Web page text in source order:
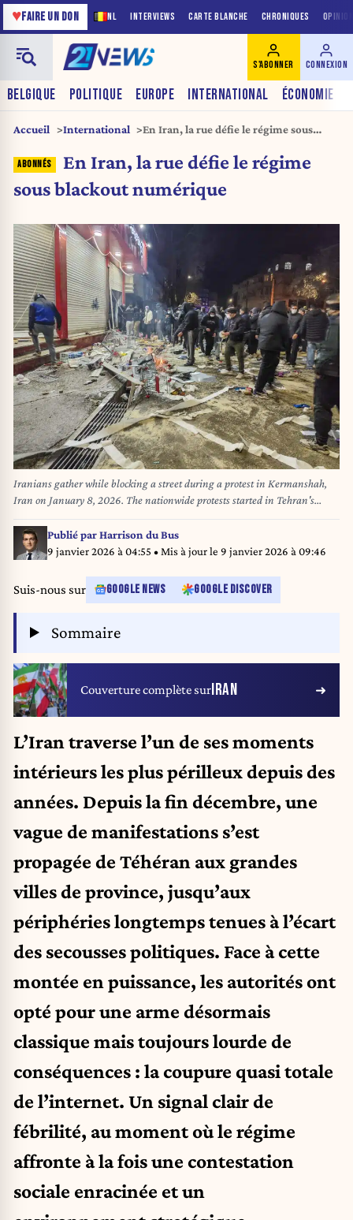
NL INTERVIEWS CARTE BLANCHE CHRONIQUES
♥FAIRE UN DON
BELGIQUE POLITIQUE EUROPE INTERNATIONAL ÉCONOMIE
S'ABONNER CONNEXION
Accueil International
En Iran, la rue défie le régime sous
En Iran, la rue défie le régime
sous blackout numérique
Iranians gather while blocking a street during a protest in Kermanshah,
Iran on January 8, 2026. The nationwide protests started in Tehran's
Grand Bazaar against the failing economic policies in late December,
which spread to universities and other cities, and included economic
slogans, to political and anti-government ones.
001/Credit:Kamran/MEI/SIPA/2601090911
Publié parHarrison du Bus
9 janvier 2026 à 04:55 • Mis à jour le 9 janvier 2026 à 09:46
Suis-nous sur GOOGLE NEWS GOOGLE DISCOVER
Sommaire
Couverture complète surIRAN
L’Iran traverse l’un de ses moments
intérieurs les plus périlleux depuis des
années. Depuis la fin décembre, une
vague de manifestations s’est
propagée de Téhéran aux grandes
villes de province, jusqu’aux
périphéries longtemps tenues à l’écart
des secousses politiques. Face à cette
montée en puissance, les autorités ont
opté pour une arme désormais
classique mais toujours lourde de
conséquences : la coupure quasi totale
de l’internet. Un signal clair de
fébrilité, au moment où le régime
affronte à la fois une contestation
sociale enracinée et un